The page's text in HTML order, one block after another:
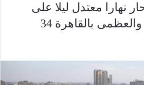
نهارا معتدل ليلا على
بالقاهرة 34